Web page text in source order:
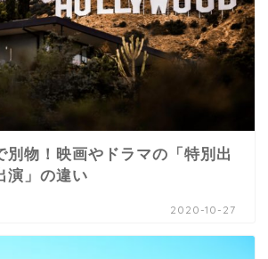
別物！映画やドラマの「特別出
演」の違い
2020-10-27